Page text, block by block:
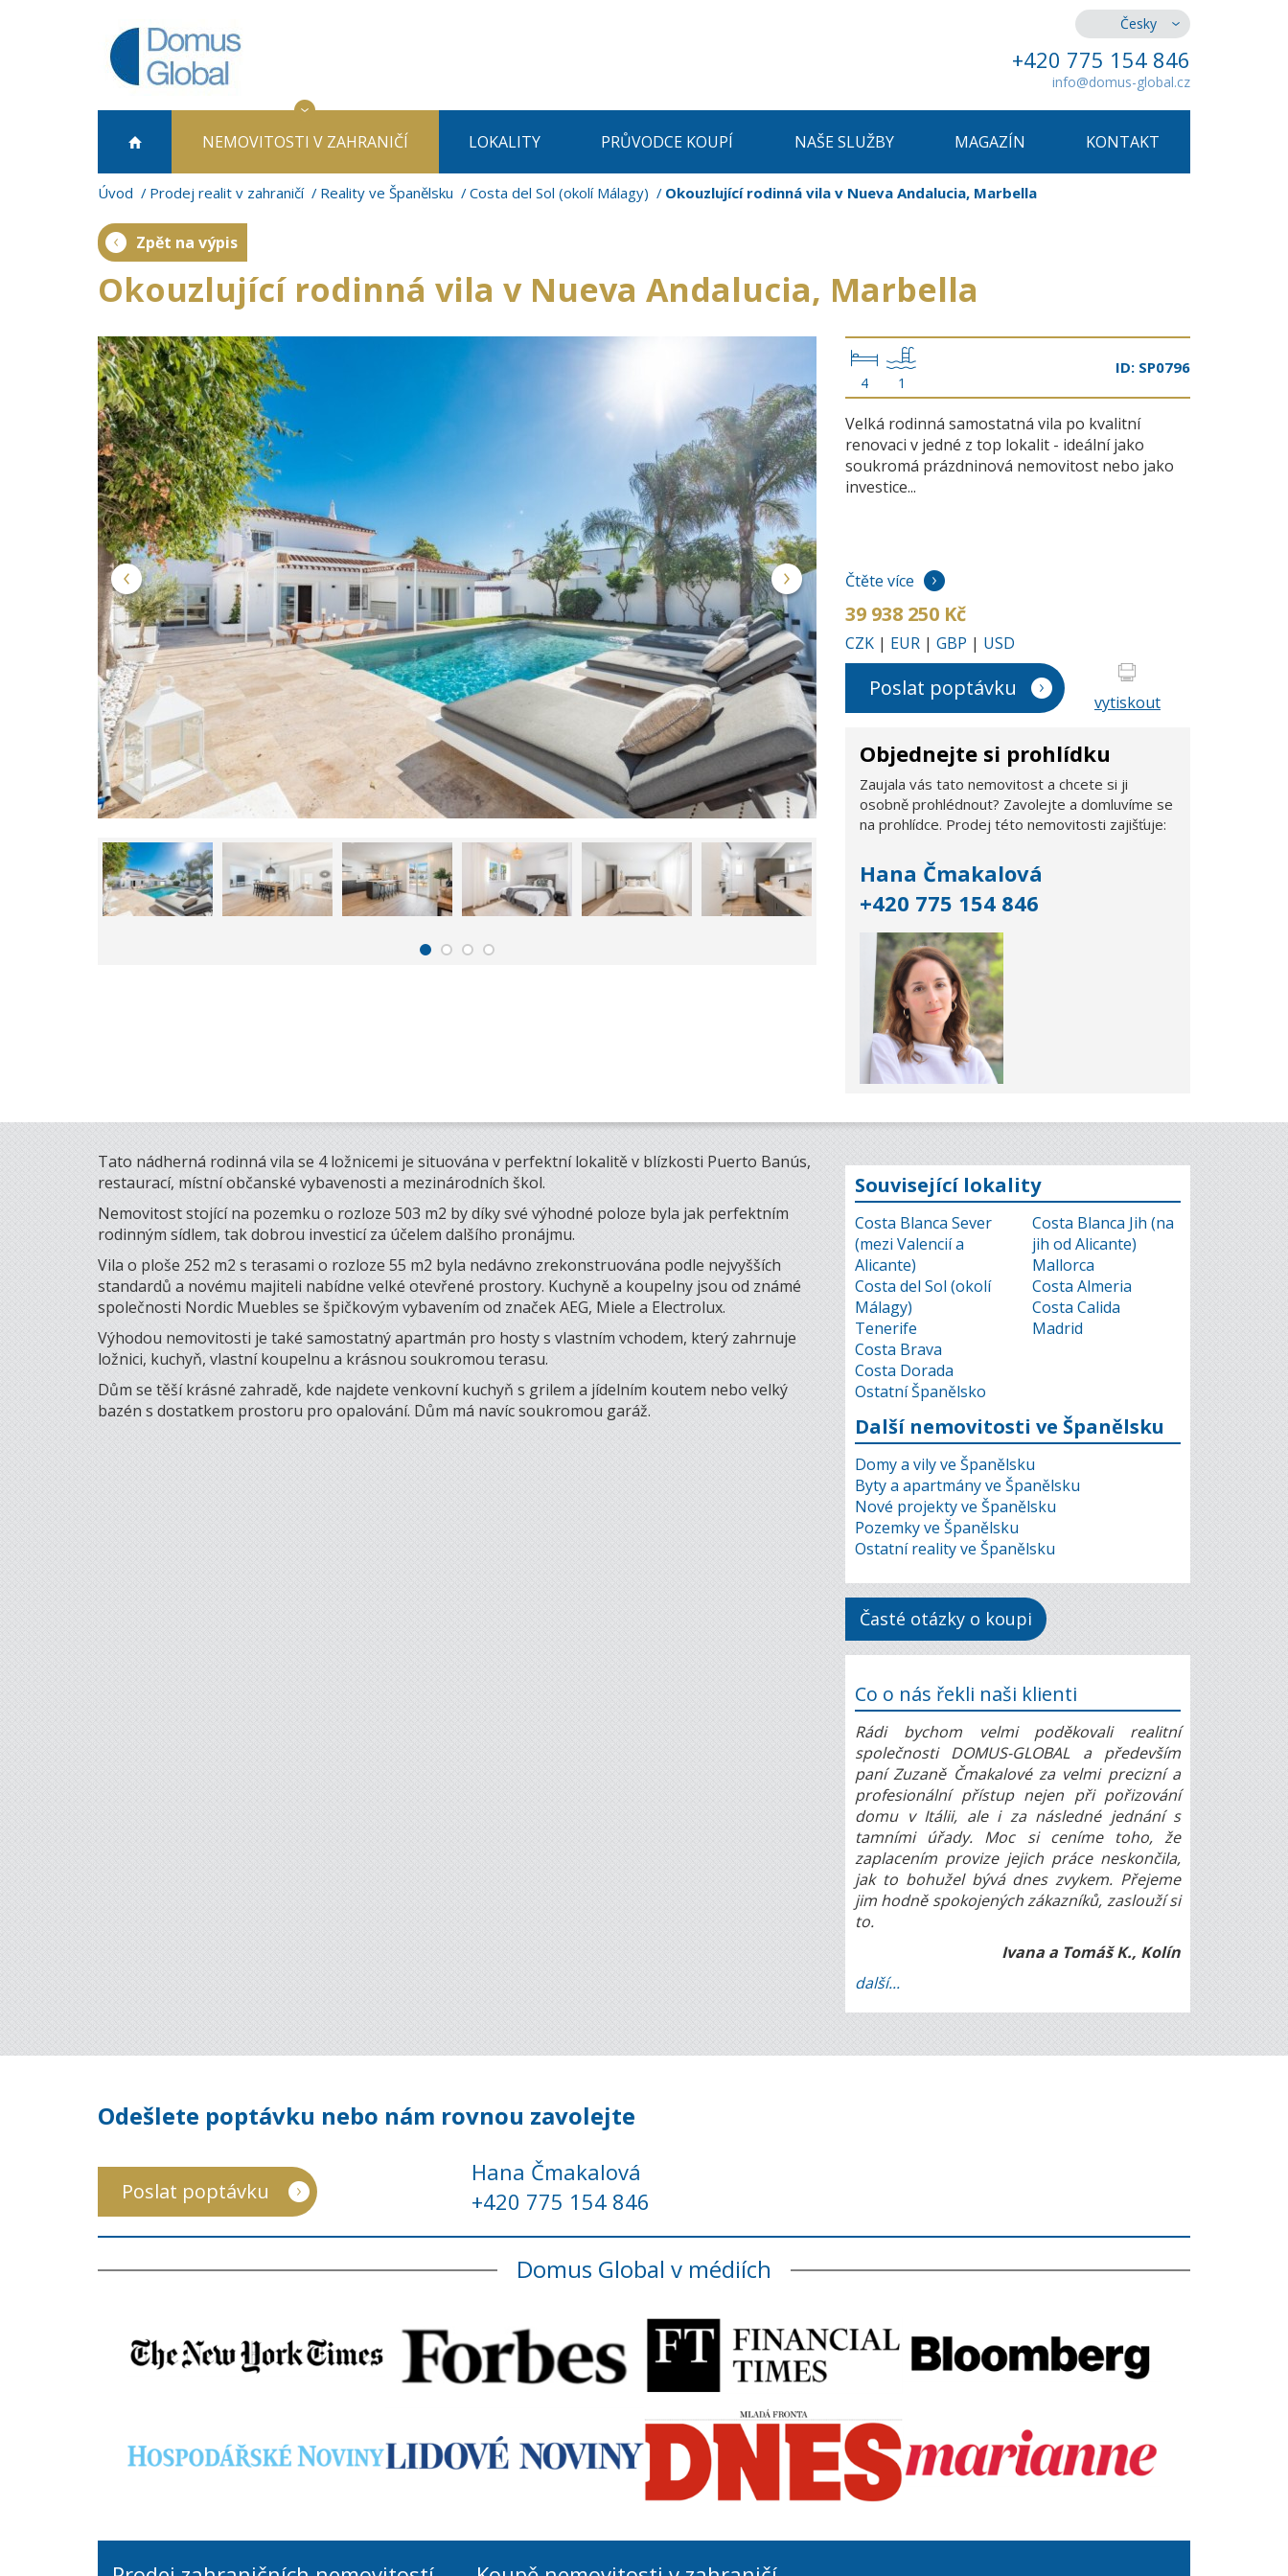
Česky
+420 775 154 846
info@domus-global.cz
NEMOVITOSTI V ZAHRANIČÍ LOKALITY PRŮVODCE KOUPÍ NAŠE SLUŽBY MAGAZÍN KONTAKT
Úvod Prodej realit v zahraničí Reality ve Španělsku Costa del Sol (okolí Málagy) Okouzlující rodinná vila v Nueva Andalucia, Marbella
Zpět na výpis
Okouzlující rodinná vila v Nueva Andalucia, Marbella
4 1
ID: SP0796
Velká rodinná samostatná vila po kvalitní
renovaci v jedné z top lokalit - ideální jako
soukromá prázdninová nemovitost nebo jako
investice...
Čtěte více
39 938 250 Kč
CZK | EUR | GBP | USD
Poslat poptávku
vytiskout
Objednejte si prohlídku
Zaujala vás tato nemovitost a chcete si ji
osobně prohlédnout? Zavolejte a domluvíme se
na prohlídce. Prodej této nemovitosti zajišťuje:
Hana Čmakalová
+420 775 154 846
Tato nádherná rodinná vila se 4 ložnicemi je situována v perfektní lokalitě v blízkosti Puerto Banús,
restaurací, místní občanské vybavenosti a mezinárodních škol.
Nemovitost stojící na pozemku o rozloze 503 m2 by díky své výhodné poloze byla jak perfektním
rodinným sídlem, tak dobrou investicí za účelem dalšího pronájmu.
Vila o ploše 252 m2 s terasami o rozloze 55 m2 byla nedávno zrekonstruována podle nejvyšších
standardů a novému majiteli nabídne velké otevřené prostory. Kuchyně a koupelny jsou od známé
společnosti Nordic Muebles se špičkovým vybavením od značek AEG, Miele a Electrolux.
Výhodou nemovitosti je také samostatný apartmán pro hosty s vlastním vchodem, který zahrnuje
ložnici, kuchyň, vlastní koupelnu a krásnou soukromou terasu.
Dům se těší krásné zahradě, kde najdete venkovní kuchyň s grilem a jídelním koutem nebo velký
bazén s dostatkem prostoru pro opalování. Dům má navíc soukromou garáž.
Související lokality
Costa Blanca Sever
(mezi Valencií a
Alicante)
Costa del Sol (okolí
Málagy)
Tenerife
Costa Brava
Costa Dorada
Ostatní Španělsko
Costa Blanca Jih (na
jih od Alicante)
Mallorca
Costa Almeria
Costa Calida
Madrid
Další nemovitosti ve Španělsku
Domy a vily ve Španělsku
Byty a apartmány ve Španělsku
Nové projekty ve Španělsku
Pozemky ve Španělsku
Ostatní reality ve Španělsku
Časté otázky o koupi
Co o nás řekli naši klienti
Rádi bychom velmi poděkovali realitní
společnosti DOMUS-GLOBAL a především
paní Zuzaně Čmakalové za velmi precizní a
profesionální přístup nejen při pořizování
domu v Itálii, ale i za následné jednání s
tamními úřady. Moc si ceníme toho, že
zaplacením provize jejich práce neskončila,
jak to bohužel bývá dnes zvykem. Přejeme
jim hodně spokojených zákazníků, zaslouží si
to.
Ivana a Tomáš K., Kolín
další...
Odešlete poptávku nebo nám rovnou zavolejte
Poslat poptávku
Hana Čmakalová
+420 775 154 846
Domus Global v médiích